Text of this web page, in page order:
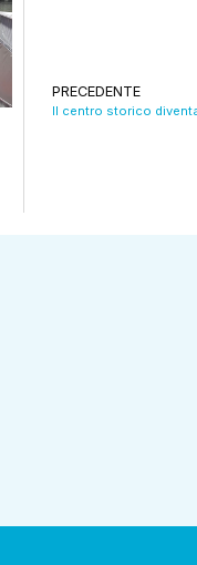
PRECEDENTE